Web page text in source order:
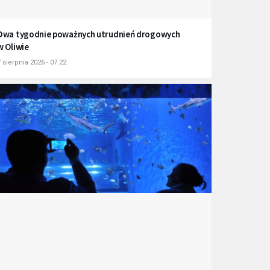
tygodnie poważnych utrudnień drogowych
Oliwie
sierpnia 2026 - 07:22